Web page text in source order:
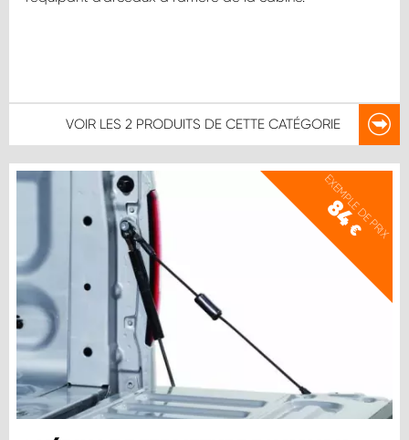
VOIR LES 2 PRODUITS DE CETTE CATÉGORIE
EXEMPLE DE PRIX
84
€